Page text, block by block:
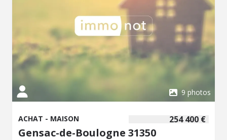
9 photos
254 400 €
ACHAT - MAISON
Gensac-de-Boulogne 31350